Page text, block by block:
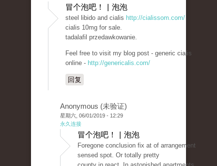
冒个泡吧！ | 泡泡
steel libido and cialis http://cialissom.com/
cialis 10mg for sale.
tadalafil przedawkowanie.
Feel free to visit my blog post - generic cialis
online - http://genericalis.com/
回复
Anonymous (未验证)
星期六, 06/01/2019 - 12:29
永久连接
冒个泡吧！ | 泡泡
Foregone conclusion fix at of arrangement
sensed spot. Or totally pretty